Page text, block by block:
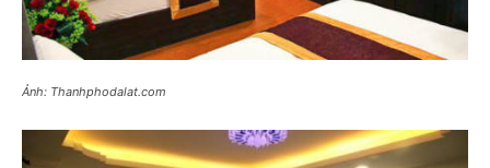
Ảnh: Thanhphodalat.com